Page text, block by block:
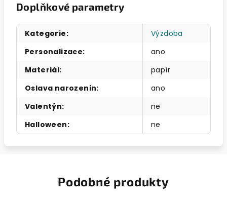
Doplňkové parametry
Kategorie:
Výzdoba
Personalizace:
ano
Materiál:
papír
Oslava narozenin:
ano
Valentýn:
ne
Halloween: ne
Podobné produkty